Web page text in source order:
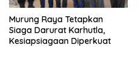
Murung Raya Tetapkan
Siaga Darurat Karhutla,
Kesiapsiagaan Diperkuat